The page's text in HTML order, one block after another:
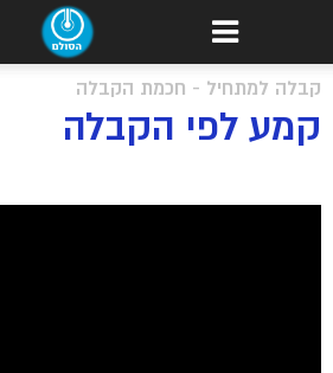
קבלה למתחיל - חכמת הקבלה
קמע לפי הקבלה